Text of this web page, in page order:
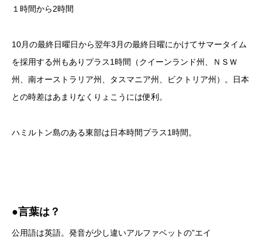
１時間から2時間
10月の最終日曜日から翌年3月の最終日曜にかけてサマータイム
を採用する州もありプラス1時間（クイーンランド州、ＮＳＷ
州、南オーストラリア州、タスマニア州、ビクトリア州）。日本
との時差はあまりなくりょこうには便利。
ハミルトン島のある東部は日本時間プラス1時間。
●言葉は？
公用語は英語。発音が少し違いアルファベットの”エイ